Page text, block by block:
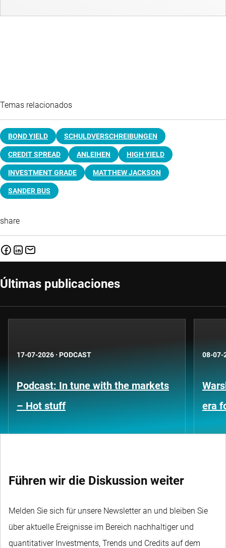
Temas relacionados
BOND YIELD SCHULDVERSCHREIBUNGEN
CREDIT SPREAD ANLEIHEN HIGH YIELD
INVESTMENT GRADE MATTHEW JACKSON
SANDER BUS
share
Últimas publicaciones
17-07-2026 · PODCAST
Podcast: In tune with the markets
– Hot stuff
08-07-
era
Führen wir die Diskussion weiter
Melden Sie sich für unsere Newsletter an und bleiben Sie
über aktuelle Ereignisse im Bereich nachhaltiger und
quantitativer Investments, Trends und Credits auf dem